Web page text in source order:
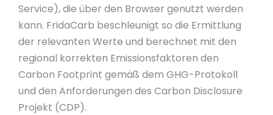
Service), die über den Browser genutzt werden
kann. FridaCarb beschleunigt so die Ermittlung
der relevanten Werte und berechnet mit den
regional korrekten Emissionsfaktoren den
Carbon Footprint gemäß dem GHG-Protokoll
und den Anforderungen des Carbon Disclosure
Projekt (CDP).